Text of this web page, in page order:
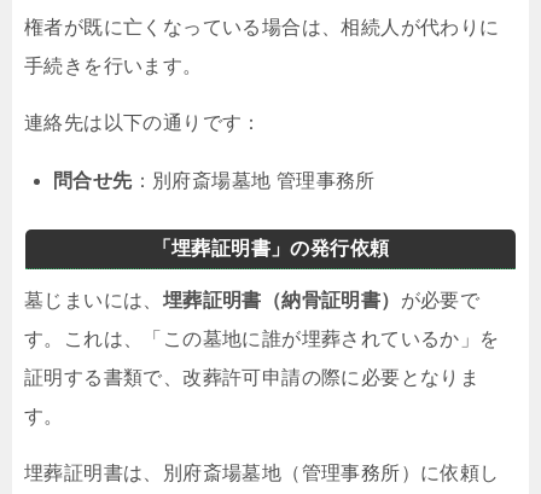
権者が既に亡くなっている場合は、相続人が代わりに
手続きを行います。
連絡先は以下の通りです：
問合せ先：別府斎場墓地 管理事務所
「埋葬証明書」の発行依頼
墓じまいには、 埋葬証明書（納骨証明書） が必要で
す。これは、「この墓地に誰が埋葬されているか」を
証明する書類で、改葬許可申請の際に必要となりま
す。
埋葬証明書は、別府斎場墓地（管理事務所）に依頼し